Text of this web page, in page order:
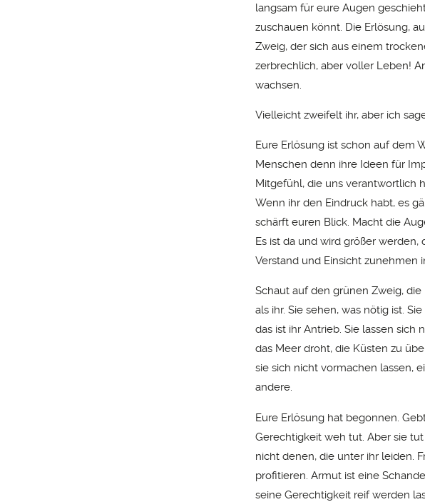
langsam für eure Augen
zuschauen könnt. Die Erlösung,
Zweig, der sich aus einem
zerbrechlich, aber voller Leben!
wachsen.
Vielleicht zweifelt ihr, aber ich
Eure Erlösung ist schon auf dem
Menschen denn ihre Ideen für
Mitgefühl, die uns verantwortlich
Wenn ihr den Eindruck habt, es
schärft euren Blick. Macht die
Es ist da und wird größer
Verstand und Einsicht zunehmen
Schaut auf den grünen Zweig,
als ihr. Sie sehen, was nötig ist.
das ist ihr Antrieb. Sie lassen
das Meer droht, die Küsten zu
sie sich nicht vormachen lassen,
andere.
Eure Erlösung hat begonnen.
Gerechtigkeit weh tut. Aber sie
nicht denen, die unter ihr leiden.
profitieren. Armut ist eine
seine Gerechtigkeit reif werden